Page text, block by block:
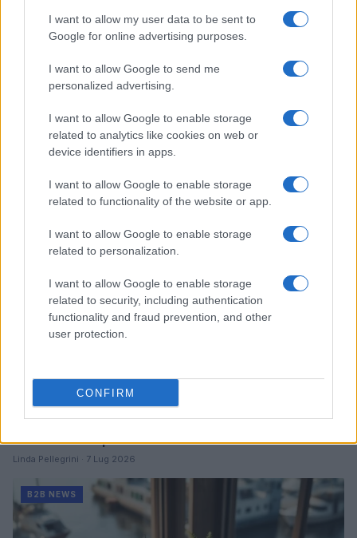
I want to allow my user data to be sent to
Google for online advertising purposes.
I want to allow Google to send me
personalized advertising.
I want to allow Google to enable storage
related to analytics like cookies on web or
device identifiers in apps.
I want to allow Google to enable storage
related to functionality of the website or app.
I want to allow Google to enable storage
related to personalization.
I want to allow Google to enable storage
related to security, including authentication
functionality and fraud prevention, and other
user protection.
CONFIRM
Ripensare le tecnologie umanitarie oltre i criteri dei
donatori
B2B NEWS
e rimettono capitale
Linda Pellegrini · 7 Lug 2026
B2B NEWS